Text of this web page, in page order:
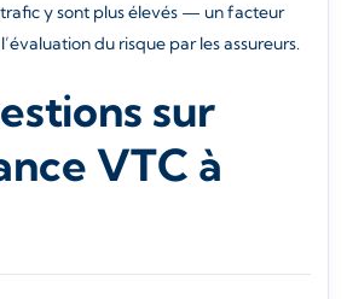
y sont plus élevés — un facteur
du risque par les assureurs.
sur
VTC à